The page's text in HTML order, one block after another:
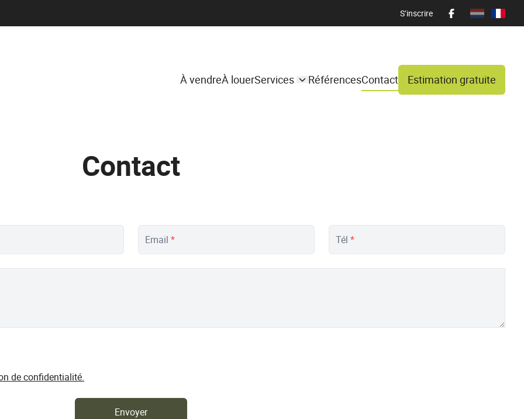
S’inscrire
À vendreÀ louerServices RéférencesContact Estimation gratuite
Contact
Email * Tél *
de confidentialité.
Envoyer